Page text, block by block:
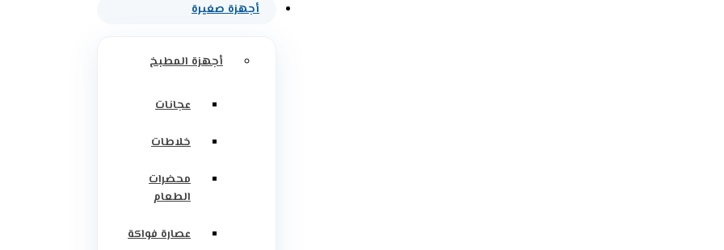
أجهزة صغيرة
أجهزة المطبخ
عجانات
خلاطات
محضرات
الطعام
عصارة فواكة